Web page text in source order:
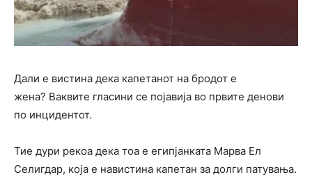
Дали е вистина дека капетанот на бродот е
жена? Ваквите гласини се појавија во првите денови
по инцидентот.
Тие дури рекоа дека тоа е египјанката Марва Ел
Селигдар, која е навистина капетан за долги патувања.